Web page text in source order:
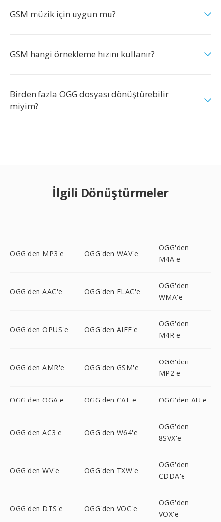
GSM müzik için uygun mu?
GSM hangi örnekleme hızını kullanır?
Birden fazla OGG dosyası dönüştürebilir
miyim?
İlgili Dönüştürmeler
OGG'den MP3'e OGG'den WAV'e
OGG'den
M4A'e
OGG'den AAC'e OGG'den FLAC'e
OGG'den
WMA'e
OGG'den OPUS'e OGG'den AIFF'e
OGG'den
M4R'e
OGG'den AMR'e OGG'den GSM'e
OGG'den
MP2'e
OGG'den OGA'e OGG'den CAF'e OGG'den AU'e
OGG'den AC3'e OGG'den W64'e
OGG'den
8SVX'e
OGG'den WV'e OGG'den TXW'e
OGG'den
CDDA'e
OGG'den DTS'e OGG'den VOC'e
OGG'den
VOX'e